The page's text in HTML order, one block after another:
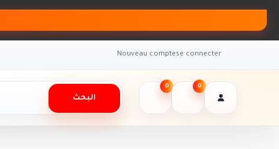
Nouveau comptese connecter
البحث
0 0